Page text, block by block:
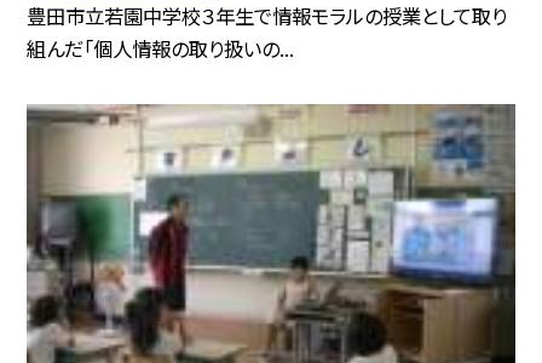
豊田市立若園中学校３年生で情報モラルの授業として取り
組んだ「個人情報の取り扱いの...